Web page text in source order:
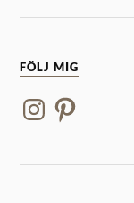
FÖLJ MIG